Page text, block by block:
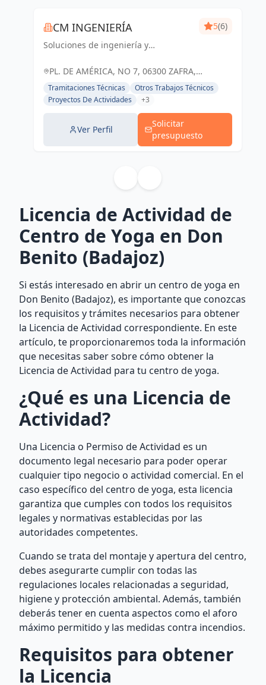
CM INGENIERÍA
Soluciones de ingeniería y
necesidades. Cm Ingeniería, tu socio
5(6)
PL. DE AMÉRICA, NO 7, 06300 ZAFRA,
BADAJOZ, ESPAÑA, España
Tramitaciones Técnicas
Otros Trabajos Técnicos
Proyectos De Actividades
+3
Ver Perfil
Solicitar
presupuesto
Licencia de Actividad de
Centro de Yoga en Don
Benito (Badajoz)
Si estás interesado en abrir un centro de yoga en
Don Benito (Badajoz), es importante que conozcas
los requisitos y trámites necesarios para obtener
la Licencia de Actividad correspondiente. En este
artículo, te proporcionaremos toda la información
que necesitas saber sobre cómo obtener la
Licencia de Actividad para tu centro de yoga.
¿Qué es una Licencia de
Actividad?
Una Licencia o Permiso de Actividad es un
documento legal necesario para poder operar
cualquier tipo negocio o actividad comercial. En el
caso específico del centro de yoga, esta licencia
garantiza que cumples con todos los requisitos
legales y normativas establecidas por las
autoridades competentes.
Cuando se trata del montaje y apertura del centro,
debes asegurarte cumplir con todas las
regulaciones locales relacionadas a seguridad,
higiene y protección ambiental. Además, también
deberás tener en cuenta aspectos como el aforo
máximo permitido y las medidas contra incendios.
Requisitos para obtener
la Licencia